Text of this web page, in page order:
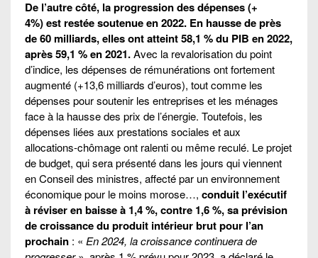
De l’autre côté, la progression des dépenses (+
4%) est restée soutenue en 2022. En hausse de près
de 60 milliards, elles ont atteint 58,1 % du PIB en 2022,
après 59,1 % en 2021.Avec la revalorisation du point
d’indice, les dépenses de rémunérations ont fortement
augmenté (+13,6 milliards d’euros), tout comme les
dépenses pour soutenir les entreprises et les ménages
face à la hausse des prix de l’énergie. Toutefois, les
dépenses liées aux prestations sociales et aux
allocations-chômage ont ralenti ou même reculé. Le projet
de budget, qui sera présenté dans les jours qui viennent
en Conseil des ministres, affecté par un environnement
économique pour le moins morose…, conduit l’exécutif
à réviser en baisse à 1,4 %, contre 1,6 %, sa prévision
de croissance du produit intérieur brut pour l’an
prochain : « En 2024, la croissance continuera de